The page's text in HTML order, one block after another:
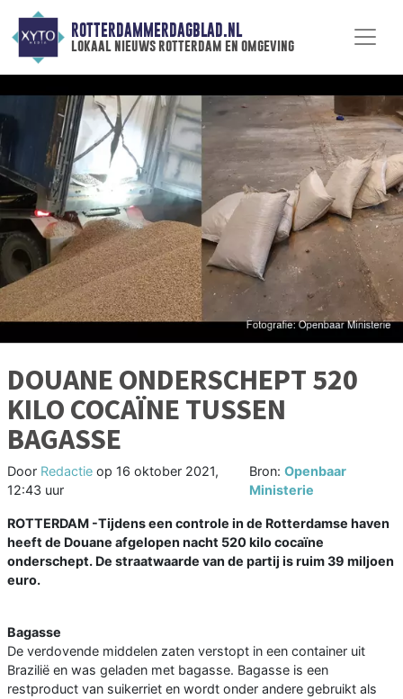
ROTTERDAMMERDAGBLAD.NL
lokaal nieuws rotterdam en omgeving
DOUANE ONDERSCHEPT 520
KILO COCAÏNE TUSSEN
BAGASSE
Door Redactie op 16 oktober 2021,
12:43 uur
Bron: Openbaar
Ministerie
ROTTERDAM -Tijdens een controle in de Rotterdamse haven
heeft de Douane afgelopen nacht 520 kilo cocaïne
onderschept. De straatwaarde van de partij is ruim 39 miljoen
euro.
Bagasse
De verdovende middelen zaten verstopt in een container uit
Brazilië en was geladen met bagasse. Bagasse is een
restproduct van suikerriet en wordt onder andere gebruikt als